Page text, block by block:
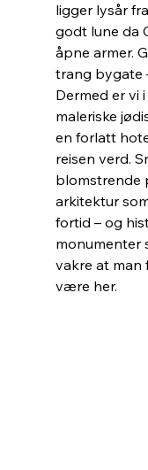
ligger lysår
godt lune da
åpne armer.
trang bygate
Dermed er vi
maleriske
en forlatt
reisen verd.
blomstrende
arkitektur
fortid – og
monumenter
vakre at man
være her.